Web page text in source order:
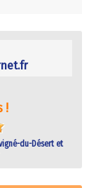
!
du-Désert et